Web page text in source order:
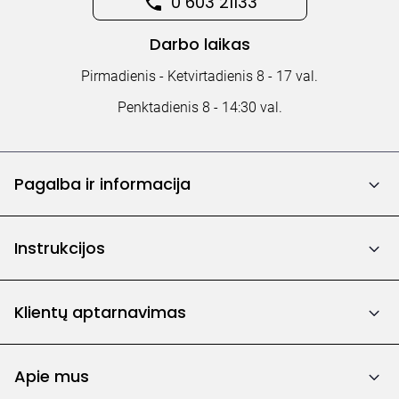
Darbo laikas
Pirmadienis - Ketvirtadienis 8 - 17 val.
Penktadienis 8 - 14:30 val.
Pagalba ir informacija
Instrukcijos
Klientų aptarnavimas
Apie mus